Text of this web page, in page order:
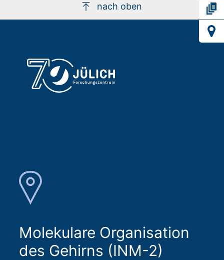
nach oben
Molekulare Organisation
des Gehirns (INM-2)